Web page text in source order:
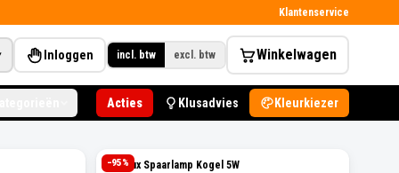
Klantenservice
Inloggen incl. btw excl. btw Winkelwagen
Acties Klusadvies Kleurkiezer
−95%
Attralux Spaarlamp Kogel 5W